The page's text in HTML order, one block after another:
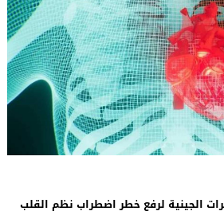
الجينية لرفع خطر اضطراب نظم القلب